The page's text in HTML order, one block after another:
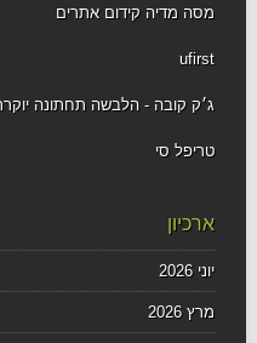
מסה מדיה קידום אתרים
ufirst
ג׳ק קובה - הלבשה תחתונה
טריפל סי
ארכיון
יוני 2026
מרץ 2026